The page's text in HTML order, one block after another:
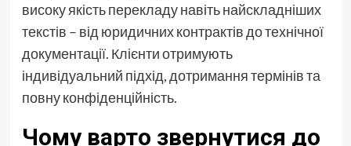
високу якість перекладу навіть найскладніших
текстів – від юридичних контрактів до технічної
документації. Клієнти отримують
індивідуальний підхід, дотримання термінів та
повну конфіденційність.
Чому варто звернутися до